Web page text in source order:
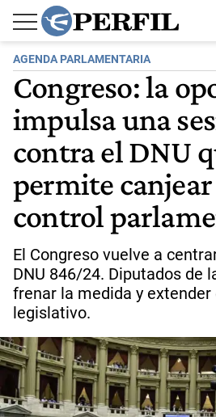
AGENDA PARLAMENTARIA
Congreso: la
impulsa una
contra el DNU
permite
control
El Congreso vuelve a
DNU 846/24. Diputados de
frenar la medida y
legislativo.